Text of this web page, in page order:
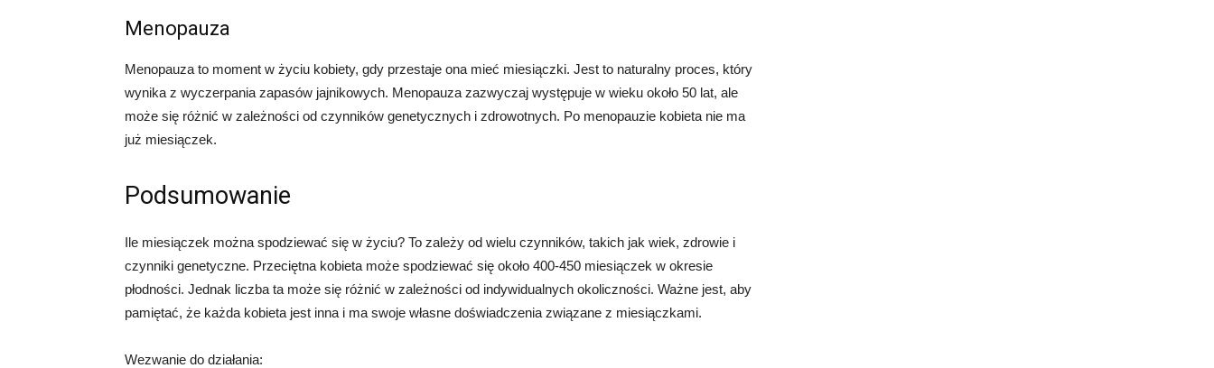
Menopauza
Menopauza to moment w życiu kobiety, gdy przestaje ona mieć miesiączki. Jest to naturalny proces, który
wynika z wyczerpania zapasów jajnikowych. Menopauza zazwyczaj występuje w wieku około 50 lat, ale
może się różnić w zależności od czynników genetycznych i zdrowotnych. Po menopauzie kobieta nie ma
już miesiączek.
Podsumowanie
Ile miesiączek można spodziewać się w życiu? To zależy od wielu czynników, takich jak wiek, zdrowie i
czynniki genetyczne. Przeciętna kobieta może spodziewać się około 400-450 miesiączek w okresie
płodności. Jednak liczba ta może się różnić w zależności od indywidualnych okoliczności. Ważne jest, aby
pamiętać, że każda kobieta jest inna i ma swoje własne doświadczenia związane z miesiączkami.
Wezwanie do działania: